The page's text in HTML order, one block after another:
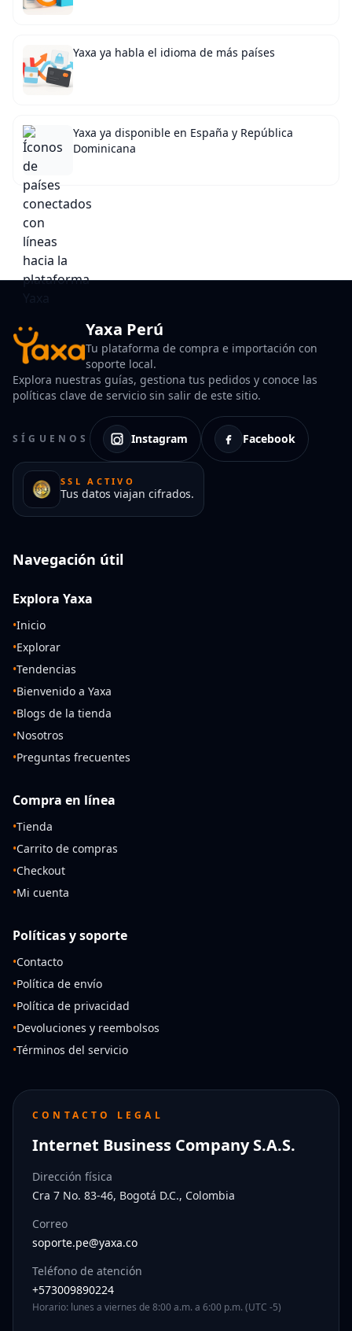
Yaxa ya habla el idioma de más países
Yaxa ya disponible en España y República
Dominicana
Yaxa Perú
Tu plataforma de compra e importación con
soporte local.
Explora nuestras guías, gestiona tus pedidos y conoce las
políticas clave de servicio sin salir de este sitio.
SÍGUENOS Instagram Facebook
SSL ACTIVO
Tus datos viajan cifrados.
Navegación útil
Explora Yaxa
•Inicio
•Explorar
•Tendencias
•Bienvenido a Yaxa
•Blogs de la tienda
•Nosotros
•Preguntas frecuentes
Compra en línea
•Tienda
•Carrito de compras
•Checkout
•Mi cuenta
Políticas y soporte
•Contacto
•Política de envío
•Política de privacidad
•Devoluciones y reembolsos
•Términos del servicio
CONTACTO LEGAL
Internet Business Company S.A.S.
Dirección física
Cra 7 No. 83-46, Bogotá D.C., Colombia
Correo
soporte.pe@yaxa.co
Teléfono de atención
+573009890224
Horario: lunes a viernes de 8:00 a.m. a 6:00 p.m. (UTC -5)